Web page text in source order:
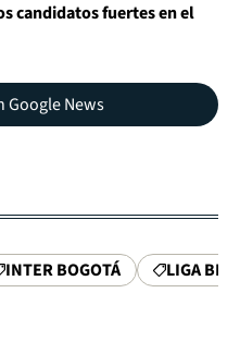
candidatos fuertes en el
Google News
INTER BOGOTÁ LIGA